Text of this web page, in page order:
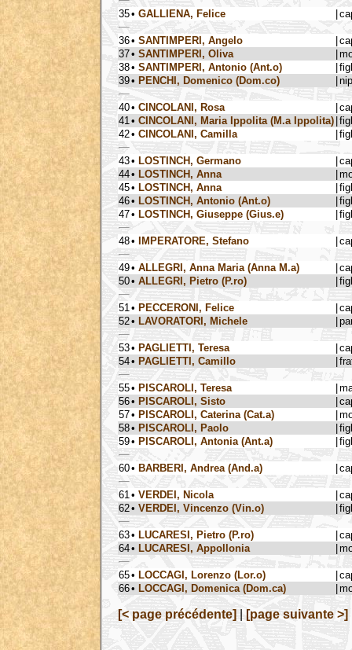
35• GALLIENA, Felice
36• SANTIMPERI, Angelo
37• SANTIMPERI, Oliva
38• SANTIMPERI, Antonio (Ant.o)
39• PENCHI, Domenico (Dom.co)
40• CINCOLANI, Rosa
41 • CINCOLANI, Maria Ippolita (M.a Ippolita)
42• CINCOLANI, Camilla
43• LOSTINCH, Germano
44• LOSTINCH, Anna
45• LOSTINCH, Anna
46• LOSTINCH, Antonio (Ant.o)
47• LOSTINCH, Giuseppe (Gius.e)
48• IMPERATORE, Stefano
49• ALLEGRI, Anna Maria (Anna M.a)
50• ALLEGRI, Pietro (P.ro)
51 • PECCERONI, Felice
52• LAVORATORI, Michele
53• PAGLIETTI, Teresa
54• PAGLIETTI, Camillo
55• PISCAROLI, Teresa
56• PISCAROLI, Sisto
57• PISCAROLI, Caterina (Cat.a)
58• PISCAROLI, Paolo
59• PISCAROLI, Antonia (Ant.a)
60• BARBERI, Andrea (And.a)
61 • VERDEI, Nicola
62• VERDEI, Vincenzo (Vin.o)
63• LUCARESI, Pietro (P.ro)
64• LUCARESI, Appollonia
65• LOCCAGI, Lorenzo (Lor.o)
66• LOCCAGI, Domenica (Dom.ca)
[< page précédente] [page suivante >]